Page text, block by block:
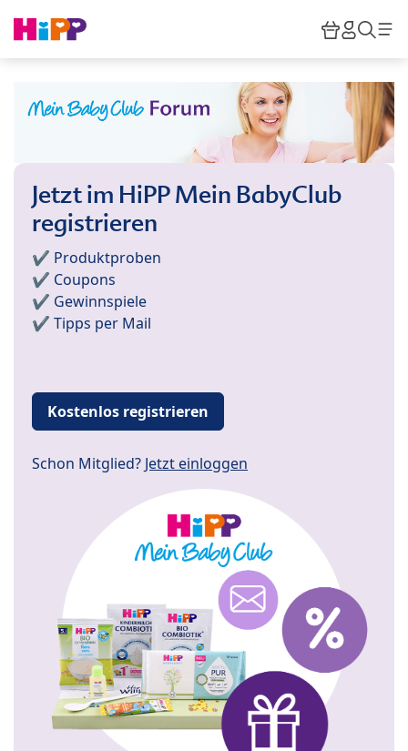
HiPP
Jetzt im HiPP Mein BabyClub
registrieren
✔️ Produktproben
✔️ Coupons
✔️ Gewinnspiele
✔️ Tipps per Mail
Kostenlos registrieren
Schon Mitglied? Jetzt einloggen